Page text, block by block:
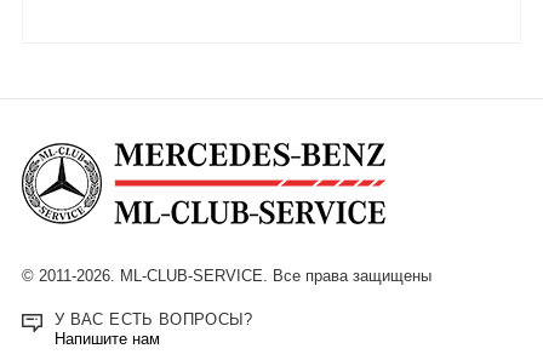
© 2011-2026. ML-CLUB-SERVICE. Все права защищены
У ВАС ЕСТЬ ВОПРОСЫ?
Напишите нам